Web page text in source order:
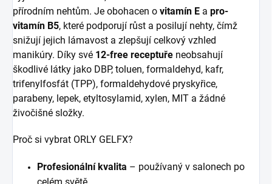
přírodním nehtům. Je obohacen o vitamín E a pro-
vitamín B5, které podporují růst a posilují nehty, čímž
snižují jejich lámavost a zlepšují celkový vzhled
manikúry. Díky své 12-free receptuře neobsahují
škodlivé látky jako DBP, toluen, formaldehyd, kafr,
trifenylfosfát (TPP), formaldehydové pryskyřice,
parabeny, lepek, etyltosylamid, xylen, MIT a žádné
živočišné složky.
Proč si vybrat ORLY GELFX?
Profesionální kvalita – používaný v salonech po